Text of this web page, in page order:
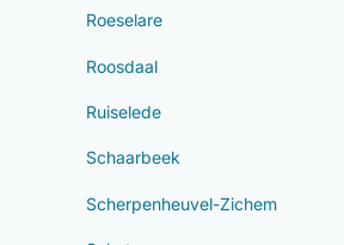
Roeselare
Roosdaal
Ruiselede
Schaarbeek
Scherpenheuvel-Zichem